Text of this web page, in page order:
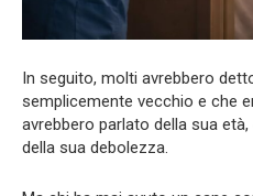
In seguito, molti avrebbero
semplicemente vecchio e che
avrebbero parlato della sua
della sua debolezza.